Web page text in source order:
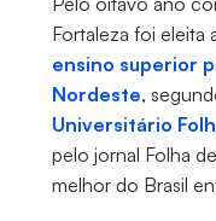
Fortaleza foi eleita
ensino superior
Nordeste,
Universitário
pelo jornal Folha
melhor do Brasil